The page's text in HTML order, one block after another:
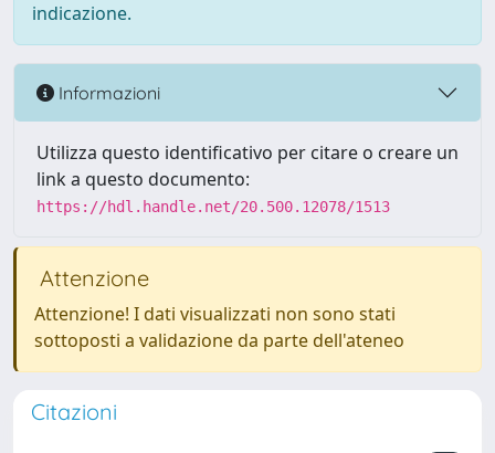
indicazione.
Informazioni
Utilizza questo identificativo per citare o creare un
link a questo documento:
https://hdl.handle.net/20.500.12078/1513
Attenzione
Attenzione! I dati visualizzati non sono stati
sottoposti a validazione da parte dell'ateneo
Citazioni